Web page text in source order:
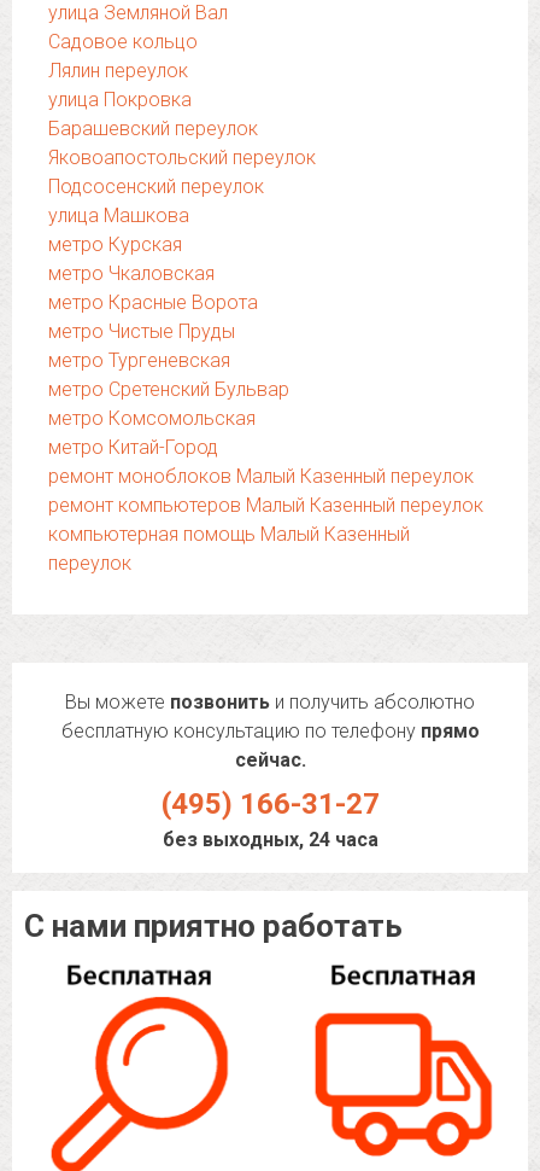
улица Земляной Вал
Садовое кольцо
Лялин переулок
улица Покровка
Барашевский переулок
Яковоапостольский переулок
Подсосенский переулок
улица Машкова
метро Курская
метро Чкаловская
метро Красные Ворота
метро Чистые Пруды
метро Тургеневская
метро Сретенский Бульвар
метро Комсомольская
метро Китай-Город
ремонт моноблоков Малый Казенный переулок
ремонт компьютеров Малый Казенный переулок
компьютерная помощь Малый Казенный
переулок
Вы можете позвонить и получить абсолютно
бесплатную консультацию по телефону прямо
сейчас.
(495) 166-31-27
без выходных, 24 часа
С нами приятно работать